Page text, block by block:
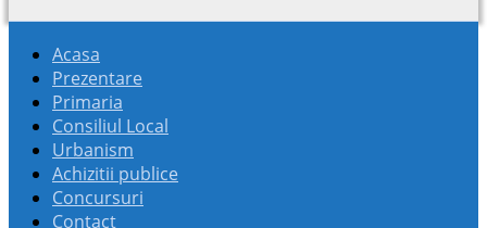
Acasa
Prezentare
Primaria
Consiliul Local
Urbanism
Achizitii publice
Concursuri
Contact